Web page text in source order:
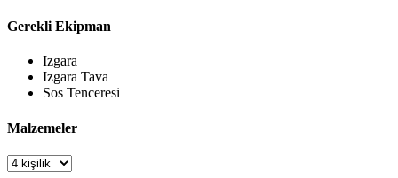
Gerekli Ekipman
Izgara
Izgara Tava
Sos Tenceresi
Malzemeler